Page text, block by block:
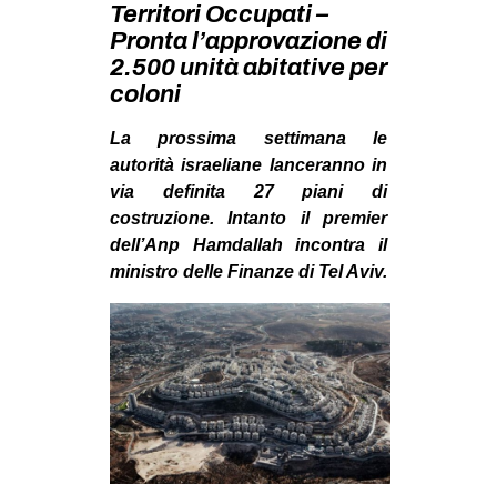
STUDENTI TSUNAMI
ZAM
MOBILITAZIONI
SPAZI
SPORT POPOLARE
MOVIMENTI
AMBIENTE
ANTIFASCISMO
DIRITTO ALL’ABITARE
GENERI
MIGRAZIONI
Territori Occupati –
Pronta l’approvazione di
2.500 unità abitative per
coloni
La prossima settimana le
autorità israeliane lanceranno in
via definita 27 piani di
costruzione. Intanto il premier
dell’Anp Hamdallah incontra il
ministro delle Finanze di Tel Aviv.